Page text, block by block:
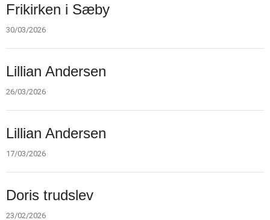
30.
mar.
2026
Frikirken i Sæby
30/03/2026
26.
mar.
2026
Lillian Andersen
26/03/2026
17.
mar.
2026
Lillian Andersen
17/03/2026
23.
feb.
2026
Doris trudslev
23/02/2026